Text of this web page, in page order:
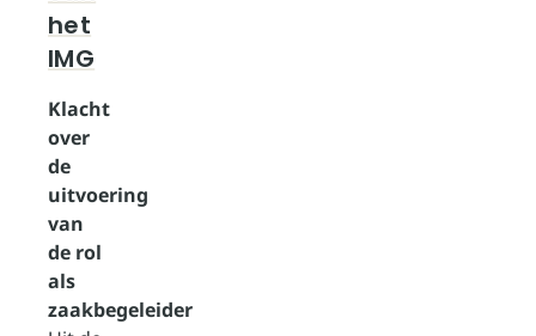
het
IMG
Klacht
over
de
uitvoering
van
de rol
als
zaakbegeleider